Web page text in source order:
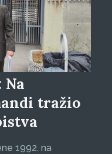
tražio
1992. na